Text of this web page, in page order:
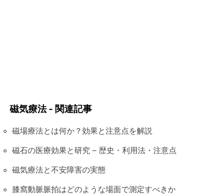
磁気療法 - 関連記事
磁場療法とは何か？効果と注意点を解説
磁石の医療効果と研究 – 歴史・利用法・注意点
磁気療法と不安障害の実態
膝窩動脈脈拍はどのような場面で測定すべきか